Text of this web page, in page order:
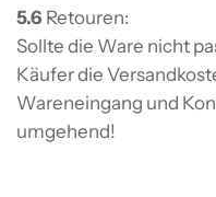
5.6 Retouren:
Sollte die Ware nicht
Käufer die
Wareneingang und
umgehend!